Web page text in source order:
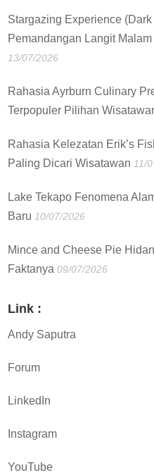
Stargazing Experience
Pemandangan Langit
13/07/2026
Rahasia Ayrburn Culinary
Terpopuler Pilihan
Rahasia Kelezatan Erik’s
Paling Dicari Wisatawan 11/
Lake Tekapo Fenomena
Baru 10/07/2026
Mince and Cheese Pie
Faktanya 09/07/2026
Link :
Andy Saputra
Forum
LinkedIn
Instagram
YouTube